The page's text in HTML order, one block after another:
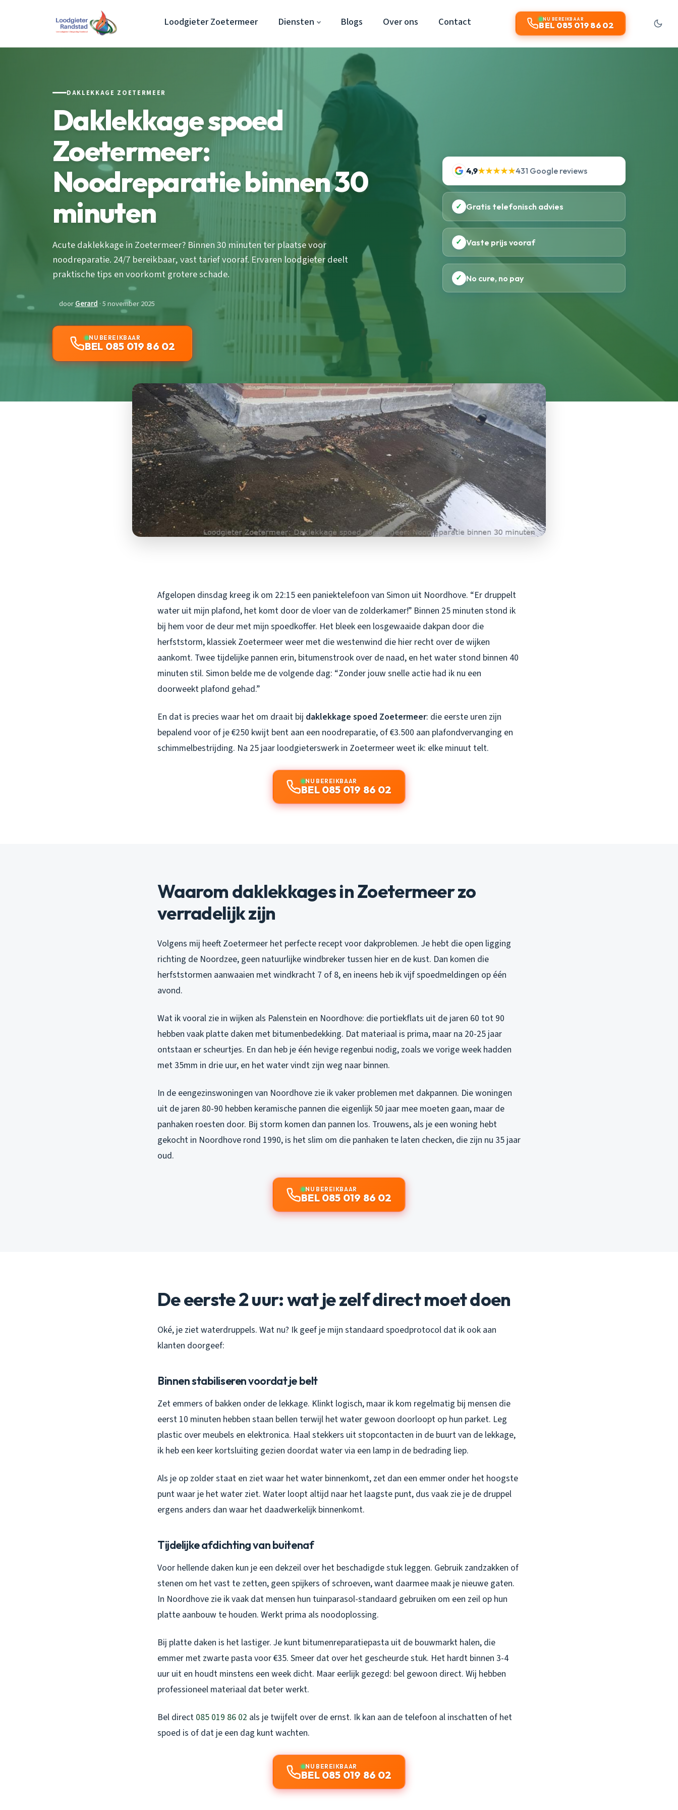
Loodgieter Zoetermeer Diensten Blogs Over ons Contact NU BEREIKBAAR
BEL 085 019 86 02
DAKLEKKAGE ZOETERMEER
Daklekkage spoed
Zoetermeer:
Noodreparatie binnen 30
minuten
Acute daklekkage in Zoetermeer? Binnen 30 minuten ter plaatse voor
noodreparatie. 24/7 bereikbaar, vast tarief vooraf. Ervaren loodgieter deelt
praktische tips en voorkomt grotere schade.
doorGerard · 5 november 2025
NU BEREIKBAAR
BEL 085 019 86 02
4,9★★★★★431 Google reviews
✓ Gratis telefonisch advies
✓ Vaste prijs vooraf
✓ No cure, no pay
Afgelopen dinsdag kreeg ik om 22:15 een paniektelefoon van Simon uit Noordhove. “Er druppelt
water uit mijn plafond, het komt door de vloer van de zolderkamer!” Binnen 25 minuten stond ik
bij hem voor de deur met mijn spoedkoffer. Het bleek een losgewaaide dakpan door die
herfststorm, klassiek Zoetermeer weer met die westenwind die hier recht over de wijken
aankomt. Twee tijdelijke pannen erin, bitumenstrook over de naad, en het water stond binnen 40
minuten stil. Simon belde me de volgende dag: “Zonder jouw snelle actie had ik nu een
doorweekt plafond gehad.”
En dat is precies waar het om draait bij daklekkage spoed Zoetermeer: die eerste uren zijn
bepalend voor of je €250 kwijt bent aan een noodreparatie, of €3.500 aan plafondvervanging en
schimmelbestrijding. Na 25 jaar loodgieterswerk in Zoetermeer weet ik: elke minuut telt.
NU BEREIKBAAR
BEL 085 019 86 02
Waarom daklekkages in Zoetermeer zo
verradelijk zijn
Volgens mij heeft Zoetermeer het perfecte recept voor dakproblemen. Je hebt die open ligging
richting de Noordzee, geen natuurlijke windbreker tussen hier en de kust. Dan komen die
herfststormen aanwaaien met windkracht 7 of 8, en ineens heb ik vijf spoedmeldingen op één
avond.
Wat ik vooral zie in wijken als Palenstein en Noordhove: die portiekflats uit de jaren 60 tot 90
hebben vaak platte daken met bitumenbedekking. Dat materiaal is prima, maar na 20-25 jaar
ontstaan er scheurtjes. En dan heb je één hevige regenbui nodig, zoals we vorige week hadden
met 35mm in drie uur, en het water vindt zijn weg naar binnen.
In de eengezinswoningen van Noordhove zie ik vaker problemen met dakpannen. Die woningen
uit de jaren 80-90 hebben keramische pannen die eigenlijk 50 jaar mee moeten gaan, maar de
panhaken roesten door. Bij storm komen dan pannen los. Trouwens, als je een woning hebt
gekocht in Noordhove rond 1990, is het slim om die panhaken te laten checken, die zijn nu 35 jaar
oud.
NU BEREIKBAAR
BEL 085 019 86 02
De eerste 2 uur: wat je zelf direct moet doen
Oké, je ziet waterdruppels. Wat nu? Ik geef je mijn standaard spoedprotocol dat ik ook aan
klanten doorgeef:
Binnen stabiliseren voordat je belt
Zet emmers of bakken onder de lekkage. Klinkt logisch, maar ik kom regelmatig bij mensen die
eerst 10 minuten hebben staan bellen terwijl het water gewoon doorloopt op hun parket. Leg
plastic over meubels en elektronica. Haal stekkers uit stopcontacten in de buurt van de lekkage,
ik heb een keer kortsluiting gezien doordat water via een lamp in de bedrading liep.
Als je op zolder staat en ziet waar het water binnenkomt, zet dan een emmer onder het hoogste
punt waar je het water ziet. Water loopt altijd naar het laagste punt, dus vaak zie je de druppel
ergens anders dan waar het daadwerkelijk binnenkomt.
Tijdelijke afdichting van buitenaf
Voor hellende daken kun je een dekzeil over het beschadigde stuk leggen. Gebruik zandzakken of
stenen om het vast te zetten, geen spijkers of schroeven, want daarmee maak je nieuwe gaten.
In Noordhove zie ik vaak dat mensen hun tuinparasol-standaard gebruiken om een zeil op hun
platte aanbouw te houden. Werkt prima als noodoplossing.
Bij platte daken is het lastiger. Je kunt bitumenreparatiepasta uit de bouwmarkt halen, die
emmer met zwarte pasta voor €35. Smeer dat over het gescheurde stuk. Het hardt binnen 3-4
uur uit en houdt minstens een week dicht. Maar eerlijk gezegd: bel gewoon direct. Wij hebben
professioneel materiaal dat beter werkt.
Bel direct 085 019 86 02 als je twijfelt over de ernst. Ik kan aan de telefoon al inschatten of het
spoed is of dat je een dag kunt wachten.
NU BEREIKBAAR
BEL 085 019 86 02